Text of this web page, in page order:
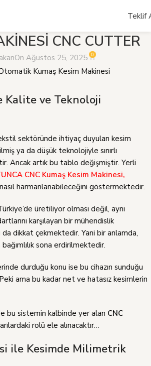
Teklif
KUMAŞ
CNC CUTTER
On Ağustos 25, 2025 0
Kalite ve Teknoloji
sektöründe ihtiyaç duyulan kesim
ya da düşük teknolojiyle sınırlı
Ancak artık bu tablo değişmiştir. Yerli
CNC Kumaş Kesim Makinesi,
harmanlanabileceğini göstermektedir.
üretiliyor olması değil, aynı
karşılayan bir mühendislik
da dikkat çekmektedir. Yani bir anlamda,
sona erdirilmektedir.
durduğu konu ise bu cihazın sunduğu
ama bu kadar net ve hatasız kesimlerin
bu sistemin kalbinde yer alan CNC
rolü ele alınacaktır…
ile Kesimde Milimetrik